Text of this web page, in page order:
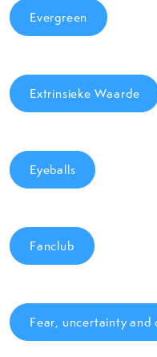
Evergreen
Extrinsieke Waarde
Eyeballs
Fanclub
Fear, uncertainty and